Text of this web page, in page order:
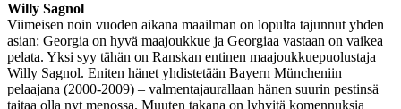
Willy Sagnol
Viimeisen noin vuoden aikana maailman on lopulta tajunnut yhden
asian: Georgia on hyvä maajoukkue ja Georgiaa vastaan on vaikea
pelata. Yksi syy tähän on Ranskan entinen maajoukkuepuolustaja
Willy Sagnol. Eniten hänet yhdistetään Bayern Müncheniin
pelaajana (2000-2009) – valmentajaurallaan hänen suurin pestinsä
taitaa olla nyt menossa. Muuten takana on lyhyitä komennuksia